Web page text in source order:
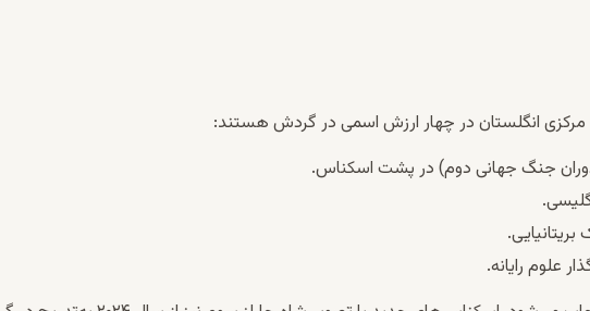
انگلستان در چهار ارزش اسمی در گردش هستند:
جنگ جهانی دوم) در پشت اسکناس.
علوم رایانه.